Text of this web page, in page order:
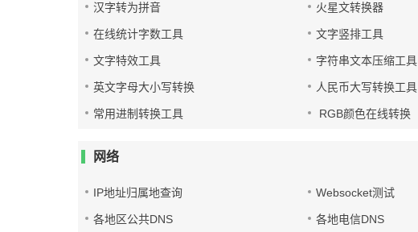
汉字转为拼音 火星文转换器
在线统计字数工具 文字竖排工具
文字特效工具 字符串文本压缩工具
英文字母大小写转换 人民币大写转换工具
常用进制转换工具 RGB颜色在线转换
网络
IP地址归属地查询 Websocket测试
各地区公共DNS 各地电信DNS